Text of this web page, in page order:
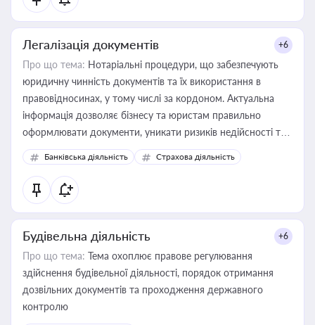
Легалізація документів +6
Про що тема: Нотаріальні процедури, що забезпечують
юридичну чинність документів та їх використання в
правовідносинах, у тому числі за кордоном. Актуальна
інформація дозволяє бізнесу та юристам правильно
оформлювати документи, уникати ризиків недійсності та
забезпечувати їх належне прийняття органами влади та
контрагентами
Банківська діяльність Страхова діяльність
Будівельна діяльність +6
Про що тема: Тема охоплює правове регулювання
здійснення будівельної діяльності, порядок отримання
дозвільних документів та проходження державного
контролю